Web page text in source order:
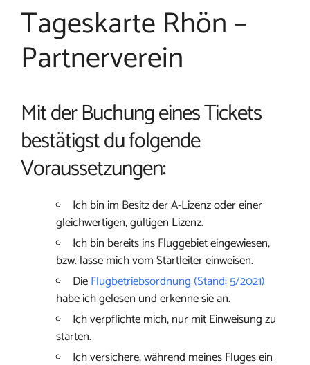
Tageskarte Rhön –
Partnerverein
Mit der Buchung eines Tickets
bestätigst du folgende
Voraussetzungen:
Ich bin im Besitz der A-Lizenz oder einer
gleichwertigen, gültigen Lizenz.
Ich bin bereits ins Fluggebiet eingewiesen,
bzw. lasse mich vom Startleiter einweisen.
DieFlugbetriebsordnung (Stand: 5/2021)
habe ich gelesen und erkenne sie an.
Ich verpflichte mich, nur mit Einweisung zu
starten.
Ich versichere, während meines Fluges ein